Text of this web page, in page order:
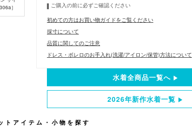
］
ご購入の前に必ずご確認ください
初めての方はお買い物ガイドをご覧ください
採寸について
品質に関してのご注意
ドレス・ボレロのお手入れ(洗濯/アイロン/保管)方法について
水着全商品一覧へ
2026年新作水着一覧
トアイテム・小物を探す